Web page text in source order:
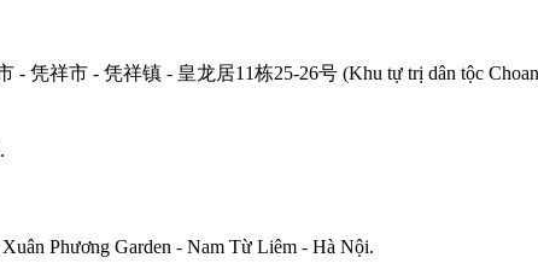
- 凭祥市 - 凭祥镇 - 皇龙居11栋25-26号 (Khu tự trị dân tộc
Phương Garden - Nam Từ Liêm - Hà Nội.